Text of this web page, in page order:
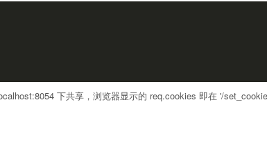
下共享，浏览器显示的 req.cookies 即在 '/